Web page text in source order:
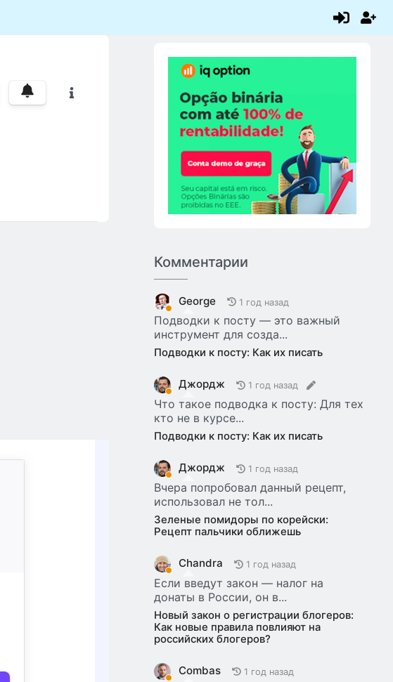
Комментарии
George 1 год назад
Подводки к посту — это важный
инструмент для созда...
Подводки к посту: Как их писать
Джордж 1 год назад
Что такое подводка к посту: Для тех
кто не в курсе...
Подводки к посту: Как их писать
Джордж 1 год назад
Вчера попробовал данный рецепт,
использовал не тол...
Зеленые помидоры по корейски:
Рецепт пальчики оближешь
Chandra 1 год назад
Если введут закон — налог на
донаты в России, он в...
Новый закон о регистрации блогеров:
Как новые правила повлияют на
российских блогеров?
Combas 1 год назад